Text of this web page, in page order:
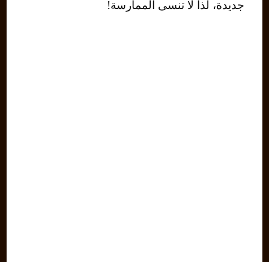
جديدة، لذا لا تنسى الممارسة!